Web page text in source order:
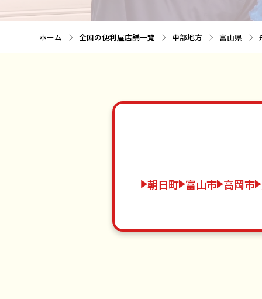
ホーム 全国の便利屋店舗一覧 中部地方 富山県
朝日町 富山市 高岡市